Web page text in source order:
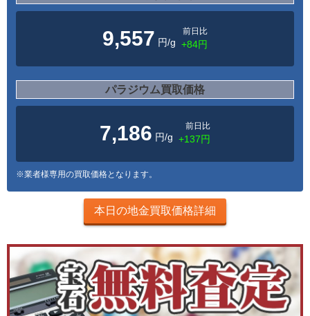
9,557 円/g
前日比
+84円
パラジウム買取価格
7,186 円/g
前日比
+137円
※業者様専用の買取価格となります。
本日の地金買取価格詳細